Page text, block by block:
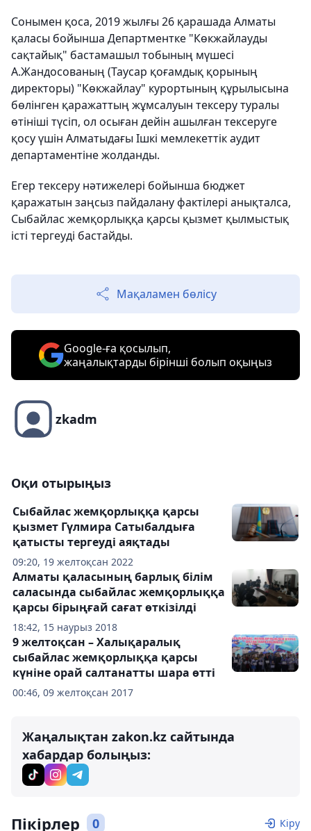
Сонымен қоса, 2019 жылғы 26 қарашада Алматы
қаласы бойынша Департментке "Көкжайлауды
сақтайық" бастамашыл тобының мүшесі
А.Жандосованың (Таусар қоғамдық қорының
директоры) "Көкжайлау" курортының құрылысына
бөлінген қаражаттың жұмсалуын тексеру туралы
өтініші түсіп, ол осыған дейін ашылған тексеруге
қосу үшін Алматыдағы Ішкі мемлекеттік аудит
департаментіне жолданды.
Егер тексеру нәтижелері бойынша бюджет
қаражатын заңсыз пайдалану фактілері анықталса,
Сыбайлас жемқорлыққа қарсы қызмет қылмыстық
істі тергеуді бастайды.
Мақаламен бөлісу
Google-ға қосылып,
жаңалықтарды бірінші болып оқыңыз
zkadm
Оқи отырыңыз
09:20, 19 желтоқсан 2022
Сыбайлас жемқорлыққа қарсы
қызмет Гүлмира Сатыбалдыға
қатысты тергеуді аяқтады
18:42, 15 наурыз 2018
Алматы қаласының барлық білім
саласында сыбайлас жемқорлыққа
қарсы бірыңғай сағат өткізілді
00:46, 09 желтоқсан 2017
9 желтоқсан – Халықаралық
сыбайлас жемқорлыққа қарсы
күніне орай салтанатты шара өтті
Жаңалықтан zakon.kz сайтында
хабардар болыңыз:
Пікірлер 0 Кіру